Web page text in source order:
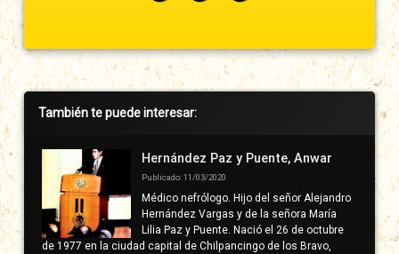
Barra
derecha
También te puede interesar:
Hernández Paz y Puente, Anwar
Publicado: 11/03/2020
Médico nefrólogo. Hijo del señor Alejandro
Hernández Vargas y de la señora María
Lilia Paz y Puente. Nació el 26 de octubre
de 1977 en la ciudad capital de Chilpancingo de los Bravo,